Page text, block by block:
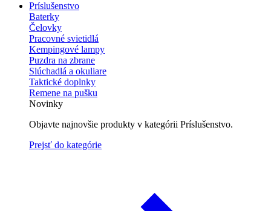
Príslušenstvo
Baterky
Čelovky
Pracovné svietidlá
Kempingové lampy
Puzdra na zbrane
Slúchadlá a okuliare
Taktické doplnky
Remene na pušku
Novinky
Objavte najnovšie produkty v kategórii Príslušenstvo.
Prejsť do kategórie